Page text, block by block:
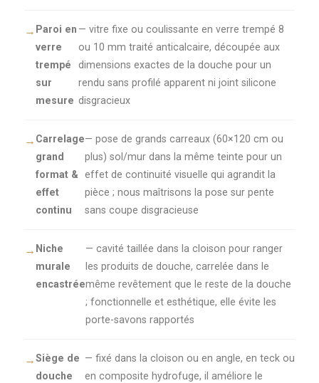
Paroi en
verre
trempé
sur
mesure
— vitre fixe ou coulissante en verre trempé 8
ou 10 mm traité anticalcaire, découpée aux
dimensions exactes de la douche pour un
rendu sans profilé apparent ni joint silicone
disgracieux
Carrelage
grand
format &
effet
continu
— pose de grands carreaux (60×120 cm ou
plus) sol/mur dans la même teinte pour un
effet de continuité visuelle qui agrandit la
pièce ; nous maîtrisons la pose sur pente
sans coupe disgracieuse
Niche
murale
encastrée
— cavité taillée dans la cloison pour ranger
les produits de douche, carrelée dans le
même revêtement que le reste de la douche
; fonctionnelle et esthétique, elle évite les
porte-savons rapportés
Siège de
douche
— fixé dans la cloison ou en angle, en teck ou
en composite hydrofuge, il améliore le